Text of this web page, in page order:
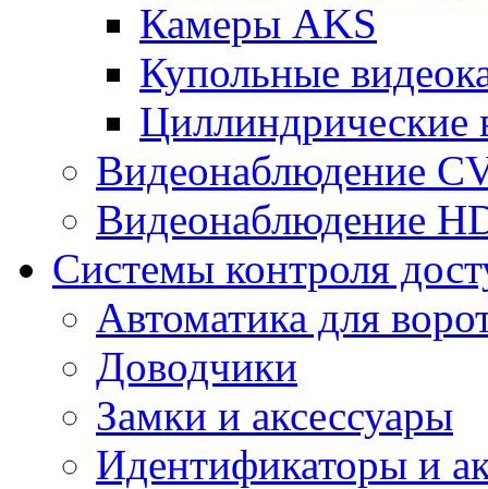
Камеры AKS
Купольные
Циллиндрические
Видеонаблюдение
Видеонаблюдение
Системы контроля
Автоматика для
Доводчики
Замки и аксессуары
Идентификаторы и